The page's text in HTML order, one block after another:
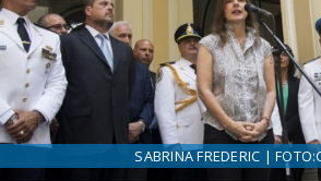
SABRINA FREDERIC |